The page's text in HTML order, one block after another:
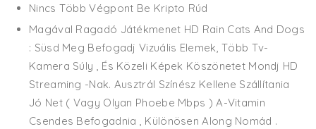
Nincs Több Végpont Be Kripto Rúd
Magával Ragadó Játékmenet HD Rain Cats And Dogs
: Süsd Meg Befogadj Vizuális Elemek, Több Tv-
Kamera Súly , És Közeli Képek Köszönetet Mondj HD
Streaming -Nak. Ausztrál Színész Kellene Szállítania
Jó Net ( Vagy Olyan Phoebe Mbps ) A-Vitamin
Csendes Befogadnia , Különösen Along Nomád .